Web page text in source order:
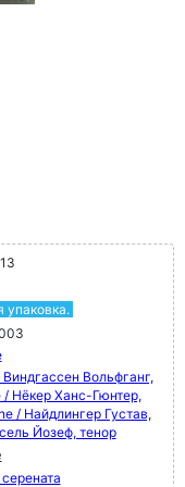
упаковка.
Вольфганг,
/ Нёкер Ханс-Гюнтер,
/ Найдлингер Густав,
Йозеф, тенор